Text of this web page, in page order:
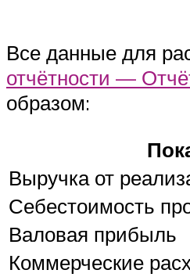
Все данные для
отчётности —
образом:
Выручка от
Себестоимость
Валовая прибыль
Коммерческие